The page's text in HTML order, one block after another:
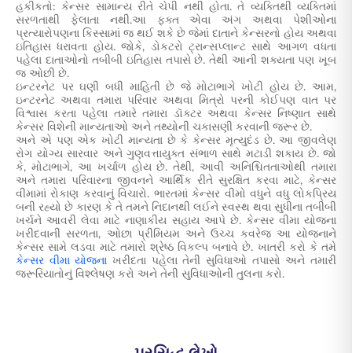
હકીકતો: કેન્સર સામાન્ય રીતે ચેપી નથી હોતા. તે વ્યક્તિથી વ્યક્તિમાં
સરળતાથી ફેલાતા નથી.આ ફક્ત એવા અંગ અથવા પેશીઓના
પ્રત્યારોપણના કિસ્સામાં જ થઈ શકે છે જેમાં દાતાને કેન્સરનો હોય અથવા
ઇતિહાસ ધરાવતા હોય. જોકે, ડોકટરો ટ્રાન્સપ્લાન્ટ સાથે આગળ વધતા
પહેલા દાતાઓનો તબીબી ઇતિહાસ તપાસે છે. તેથી આની શક્યતા પણ ખૂબ
જ ઓછી છે.
ઇન્ટરનેટ પર ઘણી બધી માહિતી છે જે મોટાભાગે ખોટી હોય છે. આમ,
ઇન્ટરનેટ અથવા તમારા પરિવાર અથવા મિત્રો પરની કોઈપણ વાત પર
વિશ્વાસ કરતા પહેલા તમારે તમારા ડૉક્ટર અથવા કેન્સર નિષ્ણાત સાથે
કેન્સર વિશેની માન્યતાઓ અને તથ્યોની ચકાસણી કરવાની જરૂર છે.
અને એ પણ એક ખોટી માન્યતા છે કે કેન્સર મૃત્યુદંડ છે. આ જીવલેણ
રોગ યોગ્ય સારવાર અને ગુણવત્તાયુક્ત સંભાળ સાથે મટાડી શકાય છે. જો
કે, મોટાભાગે, આ ખર્ચાળ હોય છે. તેથી, આવી અનિશ્ચિતતાઓથી તમારા
અને તમારા પરિવારના જીવનને આર્થિક રીતે સુરક્ષિત કરવા માટે, કેન્સર
વીમામાં રોકાણ કરવાનું વિચારો. ભારતમાં કેન્સર વીમો વધુને વધુ લોકપ્રિય
બની રહ્યો છે કારણ કે તે તમને નિદાનથી લઈને સ્વસ્થ થવા સુધીના તબીબી
ખર્ચને આવરી લેવા માટે નાણાકીય સહાય આપે છે. કેન્સર વીમાયોજના
ખરીદવાની સરળતા, ઓછા પ્રીમિયમ અને ઉચ્ચ કવરેજ આ યોજનાને
કેન્સર સામે લડવા માટે તમારો શ્રેષ્ઠ વિકલ્પ બનાવે છે. ખાતરી કરો કે તમે
કેન્સર વીમા યોજના ખરીદતા પહેલા તેની સુવિધાઓ તપાસો અને તમારી
જરૂરિયાતોનું વિશ્લેષણ કરો અને તેની સુવિધાઓની તુલના કરો.